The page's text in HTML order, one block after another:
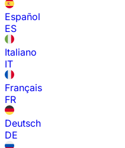
Español
ES
Italiano
IT
Français
FR
Deutsch
DE